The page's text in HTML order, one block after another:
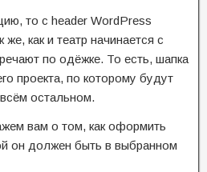
то с header WordPress
же, как и театр начинается с
по одёжке. То есть, шапка
проекта, по которому будут
остальном.
вам о том, как оформить
он должен быть в выбранном